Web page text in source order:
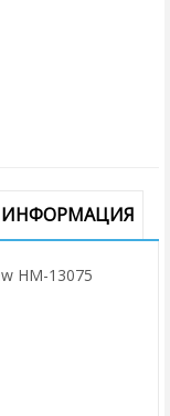
ИНФОРМАЦИЯ
HM-13075